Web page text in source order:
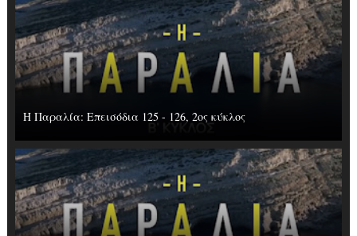
Η Παραλία: Επεισόδια 125 - 126, 2ος κύκλος